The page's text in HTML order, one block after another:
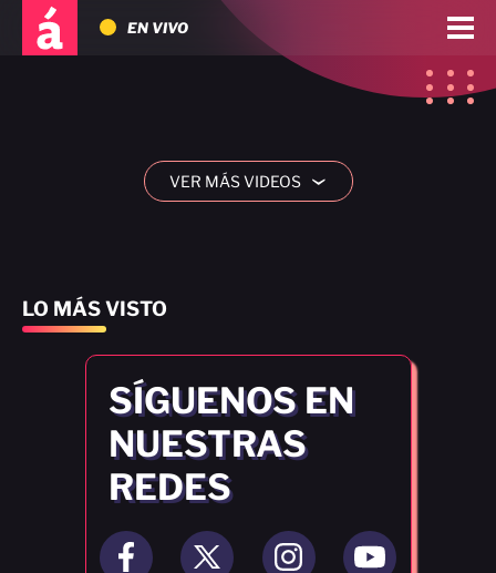
EN VIVO
LO MÁS VISTO
SÍGUENOS EN
NUESTRAS
REDES
VER MÁS VIDEOS ›